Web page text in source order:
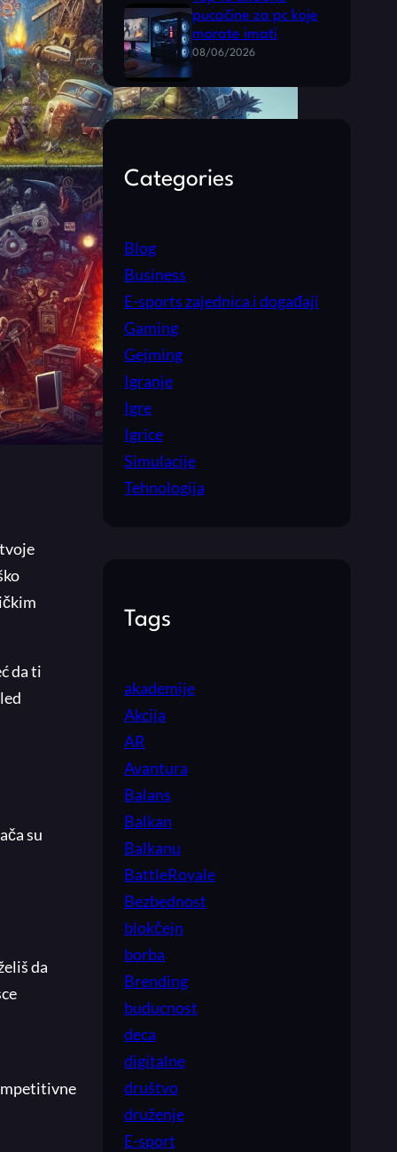
da ti
su
da
pucačine za pc koje
morate imati
08/06/2026
Categories
Blog
Business
E-sports zajednica i događaji
Gaming
Gejming
Igranje
Igre
Igrice
Simulacije
Tehnologija
Tags
akademije
Akcija
AR
Avantura
Balans
Balkan
Balkanu
BattleRoyale
Bezbednost
blokčejn
borba
Brending
buducnost
deca
digitalne
društvo
druženje
E-sport